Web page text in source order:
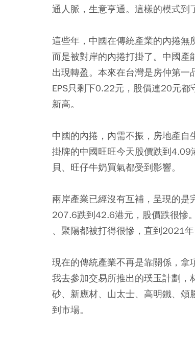
通人脈，生意亨通。這樣的模式到
這些年，中國在傳統產業的內捲無
而是被對岸的內捲打掛了。中國
出現轉盈。本來在台灣是房仲第
EPS只剩下0.22元，股價連20元
新高。
中國的內捲，內需不振，房地產
掛牌的中國旺旺今天股價跌到
貝、 旺仔牛奶買氣都受到影響。
兩岸產業已經沒有互補，呈現的
207.6跌到42.6港元，股價跌很慘
、 聚陽都被打得很慘，直到2021年
現在的傳統產業不再是靠關係，拿
我去參加交易所推出的璞玉計劃，
砂、 新應材、 山太士、 高明鐵、 頌
到市場。